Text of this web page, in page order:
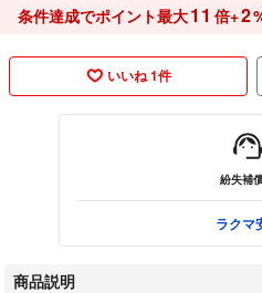
条件達成でポイント最大11 倍+2
いいね 1件
紛失補
ラクマ
商品説明